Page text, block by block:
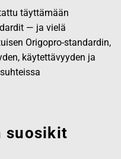
täyttämään
— ja vielä
Origopro-standardin,
käytettävyyden ja
suosikit